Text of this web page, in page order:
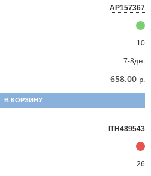
AP157367
10
7-8дн.
658.00 р.
В КОРЗИНУ
ITH489543
26